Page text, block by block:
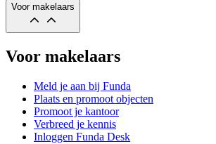
Voor makelaars
Voor makelaars
Meld je aan bij Funda
Plaats en promoot objecten
Promoot je kantoor
Verbreed je kennis
Inloggen Funda Desk